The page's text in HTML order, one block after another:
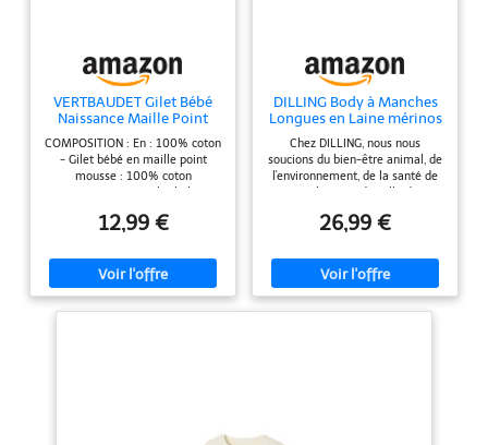
VERTBAUDET Gilet Bébé
Naissance Maille Point
3M(60CM)
COMPOSITION : En : 100% coton
- Gilet bébé en maille point
mousse : 100% coton
ronde - Ouverture boutonnée
Revers aux poignets
12,99 €
DILLING Body à Manches
Longues en Laine mérinos
pour bébé Naturel 86
Chez DILLING, nous nous
soucions du bien-être animal, de
l'environnement, de la santé de
certifiée Nordic Swan n'utilise
ni de métaux lourds. Produit de
haute qualité Débardeur durable
qui conserve sa forme d´origine.
26,99 €